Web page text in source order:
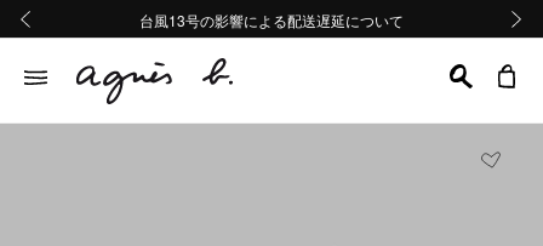
熊本地域地震の影響による配送遅延について
Summer Sale 2buy10%OFF!!
台風13号の影響による配送遅延について
熊本地域地震の影響による配送遅延について
Summer Sale 2buy10%OFF!!